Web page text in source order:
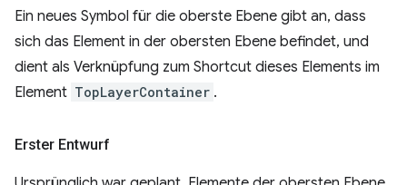
Ein neues Symbol für die oberste Ebene gibt an, dass
sich das Element in der obersten Ebene befindet, und
dient als Verknüpfung zum Shortcut dieses Elements im
Element TopLayerContainer .
Erster Entwurf